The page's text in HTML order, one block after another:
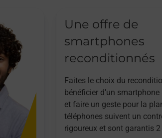
Une offre de
smartphones
reconditionnés
Faites le choix du
bénéficier d’un
et faire un geste pour la
téléphones suivent un
rigoureux et sont garantis 2